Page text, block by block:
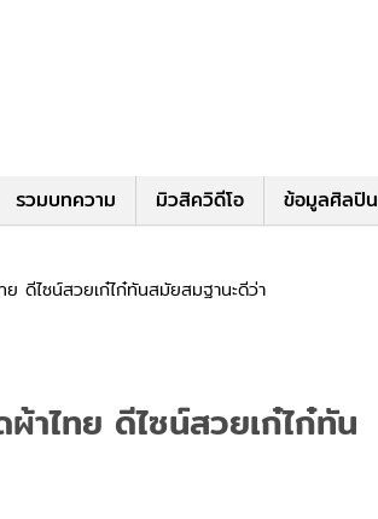
รวมบทความ มิวสิควิดีโอ ข้อมูลศิลปิน
ดีไซน์สวยเก๋ไก๋ทันสมัยสมฐานะดีว่า
าไทย ดีไซน์สวยเก๋ไก๋ทัน